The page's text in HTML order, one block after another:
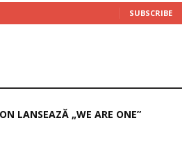
SUBSCRIBE
LANSEAZĂ „WE ARE ONE”